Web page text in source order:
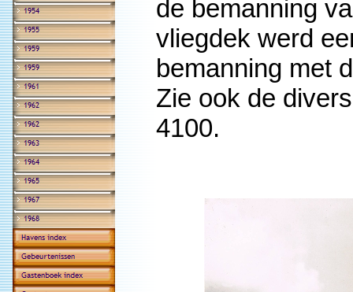
de bemanning
vliegdek werd
bemanning met
Zie ook de
4100.